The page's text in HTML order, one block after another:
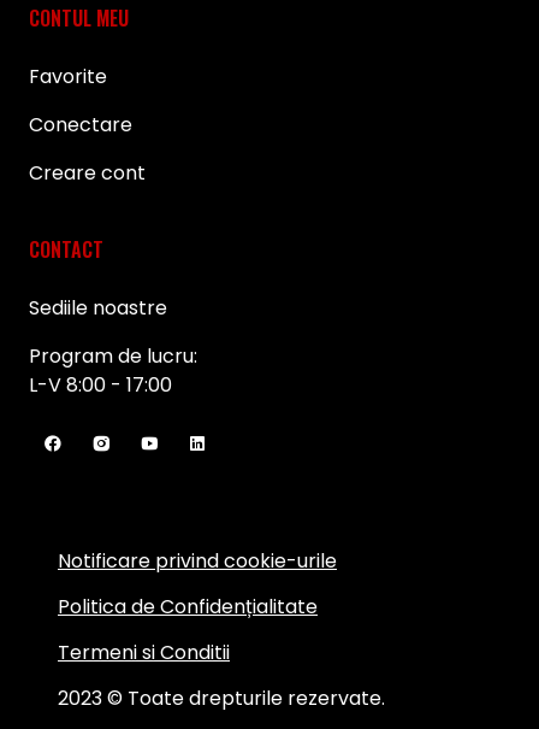
CONTUL MEU
Favorite
Conectare
Creare cont
CONTACT
Sediile noastre
Program de lucru:
L-V 8:00 - 17:00
2023 © Toate drepturile rezervate.
Notificare privind cookie-urile
Politica de Confidențialitate
Termeni si Conditii